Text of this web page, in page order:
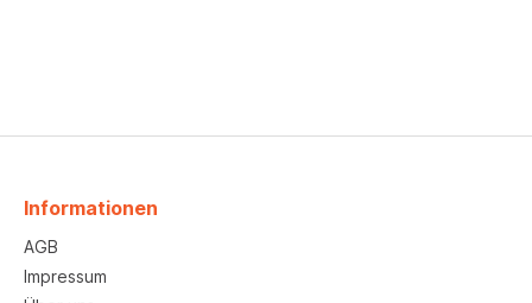
Informationen
AGB
Impressum